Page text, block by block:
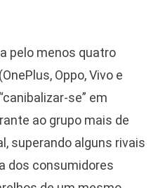
pelo menos quatro
Oppo, Vivo e
se” em
ao grupo mais de
superando alguns rivais
dos consumidores